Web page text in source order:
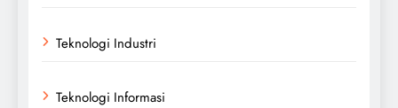
Teknologi Industri
Teknologi Informasi